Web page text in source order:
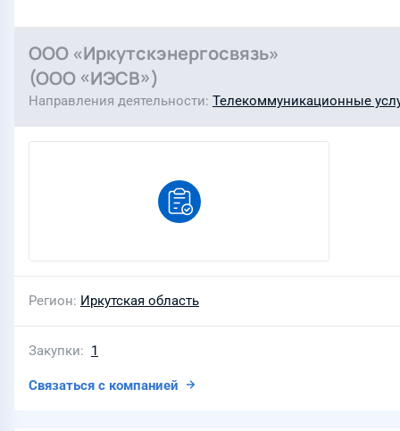
ООО «Иркутскэнергосвязь»
(ООО «ИЭСВ»)
Направления деятельности Телекоммуникационные
Регион Иркутская область
Закупки 1
Связаться с компанией